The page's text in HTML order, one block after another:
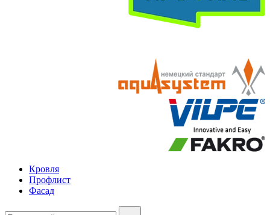
Кровля
Профлист
Фасад